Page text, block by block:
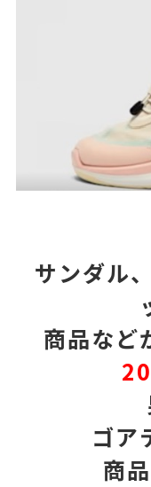
サンダル
商品など
ゴア
商